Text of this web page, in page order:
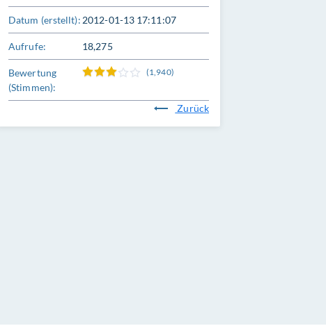
Datum (erstellt): 2012-01-13 17:11:07
Aufrufe: 18,275
Bewertung
(Stimmen):
(1,940)
Zurück